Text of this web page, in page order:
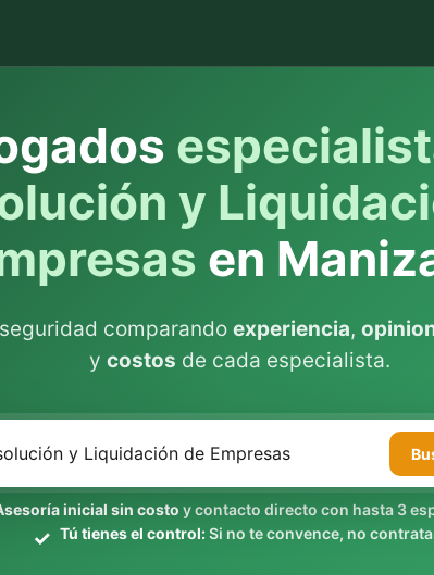
y
en
comparando experiencia,
y costos de cada especialista.
inicial sin costo y contacto directo con hasta 3
Tú tienes el control:Si no te convence, no